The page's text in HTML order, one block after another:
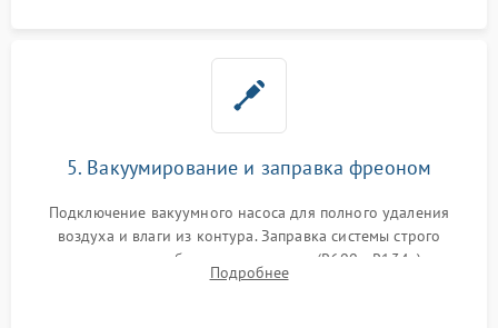
5. Вакуумирование и заправка фреоном
Подключение вакуумного насоса для полного удаления
воздуха и влаги из контура. Заправка системы строго
дозированным объемом хладагента (R600a, R134a) по
электронным весам. Контроль рабочего давления в системе.
Подробнее